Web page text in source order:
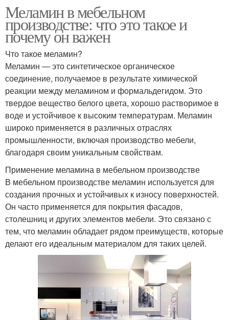
Меламин в мебельном
производстве: что это такое и
почему он важен
Что такое меламин?
Меламин — это синтетическое органическое
соединение, получаемое в результате химической
реакции между меламином и формальдегидом. Это
твердое вещество белого цвета, хорошо растворимое в
воде и устойчивое к высоким температурам. Меламин
широко применяется в различных отраслях
промышленности, включая производство мебели,
благодаря своим уникальным свойствам.
Применение меламина в мебельном производстве
В мебельном производстве меламин используется для
создания прочных и устойчивых к износу поверхностей.
Он часто применяется для покрытия фасадов,
столешниц и других элементов мебели. Это связано с
тем, что меламин обладает рядом преимуществ, которые
делают его идеальным материалом для таких целей.